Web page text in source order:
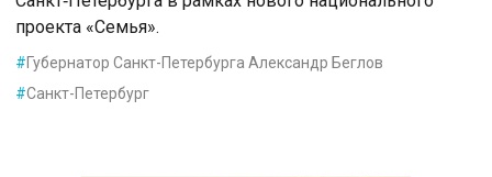
проекта «Семья».
#Губернатор Санкт-Петербурга Александр Беглов
#Санкт-Петербург